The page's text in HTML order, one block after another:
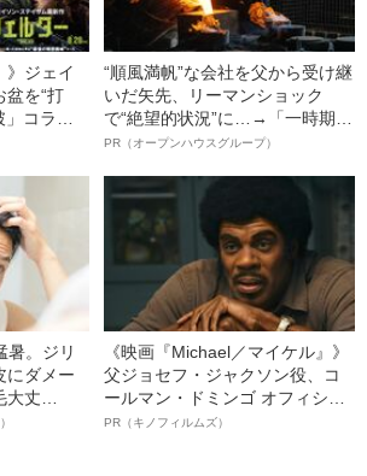
》ジェイ
盆を“打
」コラ
“順風満帆”な会社を父から受け継
いだ矢先、リーマンショック
で“絶望的状況”に…→「一時期は
納品3年待ち」のヒット商品を生
明かす、“逆転の戦術”
PR（オープンハウスグループ）
。ジリ
にダメー
大丈
《映画『Michael／マイケル』》
父ジョセフ・ジャクソン役、コ
ールマン・ドミンゴ オフィシャ
ルインタビュー“観客を魅了した
PR（キノフィルムズ）